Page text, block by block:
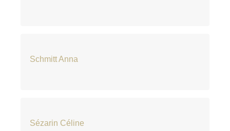
Schmitt Anna
Sézarin Céline